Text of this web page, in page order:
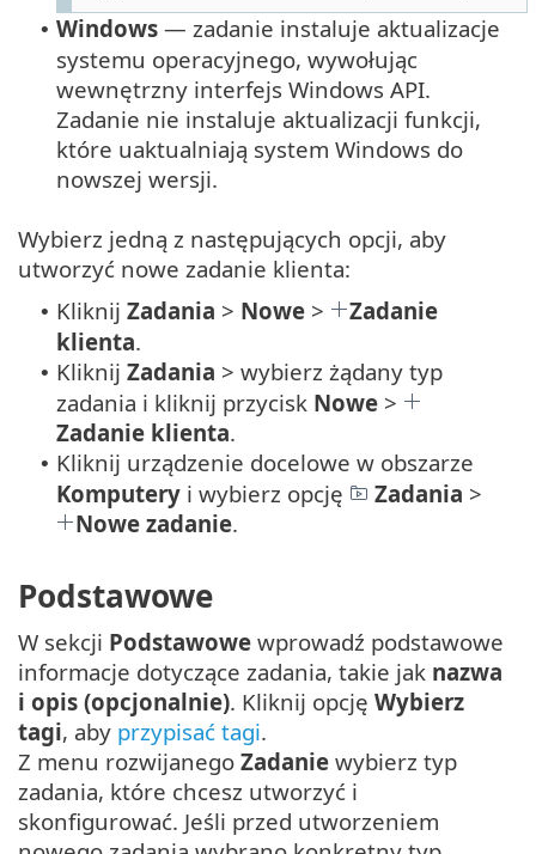
• Windows — zadanie instaluje aktualizacje
systemu operacyjnego, wywołując
wewnętrzny interfejs Windows API.
Zadanie nie instaluje aktualizacji funkcji,
które uaktualniają system Windows do
nowszej wersji.
Wybierz jedną z następujących opcji, aby
utworzyć nowe zadanie klienta:
• Kliknij Zadania > Nowe >
Zadanie
klienta.
• Kliknij Zadania > wybierz żądany typ
zadania i kliknij przycisk Nowe >
Zadanie klienta.
• Kliknij urządzenie docelowe w obszarze
Komputery i wybierz opcję Zadania >
Nowe zadanie.
Podstawowe
W sekcji Podstawowe wprowadź podstawowe
informacje dotyczące zadania, takie jak nazwa
i opis (opcjonalnie). Kliknij opcję Wybierz
tagi, aby przypisać tagi.
Z menu rozwijanego Zadanie wybierz typ
zadania, które chcesz utworzyć i
skonfigurować. Jeśli przed utworzeniem